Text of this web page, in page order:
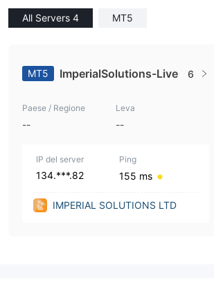
All Servers 4 MT5
MT5 ImperialSolutions-Live 6
Paese / Regione
--
Leva
--
IP del server
134.***.82
Ping
155 ms
IMPERIAL SOLUTIONS LTD